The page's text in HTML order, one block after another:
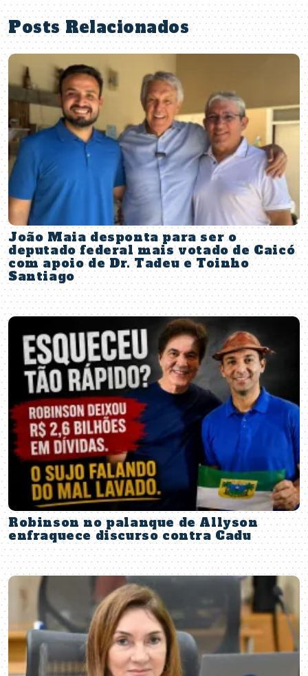
Posts Relacionados
João Maia desponta para ser o
deputado federal mais votado de Caicó
com apoio de Dr. Tadeu e Toinho
Santiago
Robinson no palanque de Allyson
enfraquece discurso contra Cadu